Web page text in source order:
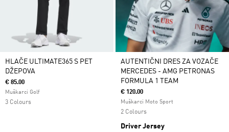
HLAČE ULTIMATE365 S PET
DŽEPOVA
€ 85.00
Muškarci Golf
3 Colours
AUTENTIČNI DRES ZA VOZAČE
MERCEDES - AMG PETRONAS
FORMULA 1 TEAM
€ 120.00
Muškarci Moto Sport
2 Colours
Driver Jersey